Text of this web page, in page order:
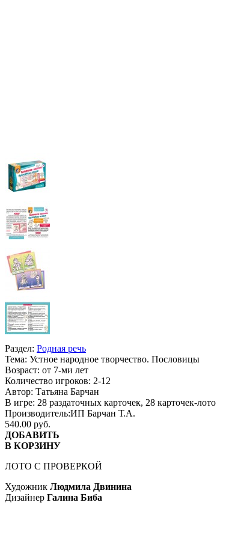
Раздел: Родная речь
Тема: Устное народное творчество. Пословицы
Возраст: от 7-ми лет
Количество игроков: 2-12
Автор: Татьяна Барчан
В игре: 28 раздаточных карточек, 28 карточек-лото
Производитель:ИП Барчан Т.А.
540.00 руб.
ДОБАВИТЬ
В КОРЗИНУ
ЛОТО С ПРОВЕРКОЙ
Художник Людмила Двинина
Дизайнер Галина Биба